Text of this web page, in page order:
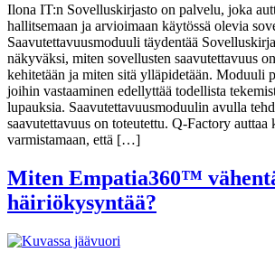
Ilona IT:n Sovelluskirjasto on palvelu, joka
hallitsemaan ja arvioimaan käytössä olevia
Saavutettavuusmoduuli täydentää
näkyväksi, miten sovellusten saavutettavuus
kehitetään ja miten sitä ylläpidetään. Moduuli
joihin vastaaminen edellyttää todellista
lupauksia. Saavutettavuusmoduulin avulla
saavutettavuus on toteutettu. Q‑Factory auttaa
varmistamaan, että […]
Miten Empatia360™
häiriökysyntää?